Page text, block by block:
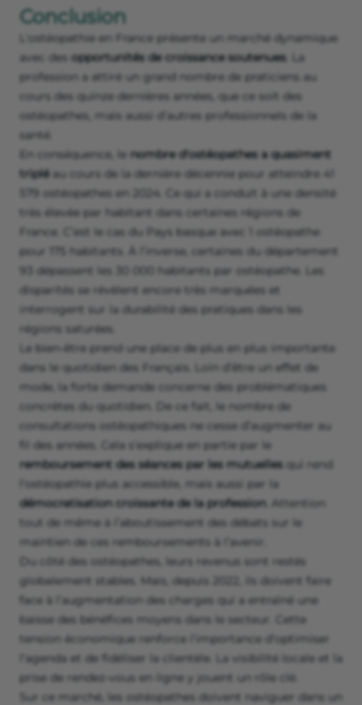
Conclusion
L'ostéopathie en France présente un marché dynamique
avec des opportunités de croissance soutenues. La
profession a attiré un grand nombre de praticiens au
cours des quinze dernières années, que ce soit des
ostéopathes, mais aussi d’autres professionnels de la
santé.
En conséquence, le nombre d'ostéopathes a quasiment
triplé au cours de la dernière décennie pour atteindre 41
579 ostéopathes en 2024. Ce qui a conduit à une densité
très élevée par habitant dans certaines régions de
France. C’est le cas du Pays basque avec 1 ostéopathe
pour 175 habitants. À l’inverse, certaines du département
93 dépassent les 30 000 habitants par ostéopathe. Les
disparités se révèlent encore très marquées et
interrogent sur la durabilité des pratiques dans les
régions saturées.
Le bien-être prend une place de plus en plus importante
dans le quotidien des Français. Loin d’être un effet de
mode, la forte demande concerne des problématiques
concrètes du quotidien. De ce fait, le nombre de
consultations ostéopathiques ne cesse d’augmenter au
fil des années. Cela s’explique en partie par le
remboursement des séances par les mutuelles qui rend
l’ostéopathie plus accessible, mais aussi par la
démocratisation croissante de la profession. Attention
tout de même à l’aboutissement des débats sur le
maintien de ces remboursements à l’avenir.
Du côté des ostéopathes, leurs revenus sont restés
globalement stables. Mais, depuis 2022, ils doivent faire
face à l’augmentation des charges qui a entraîné une
baisse des bénéfices moyens dans le secteur. Cette
tension économique renforce l’importance d’optimiser
l’agenda et de fidéliser la clientèle. La visibilité locale et la
prise de rendez-vous en ligne y jouent un rôle clé.
Sur ce marché, les ostéopathes doivent naviguer dans un